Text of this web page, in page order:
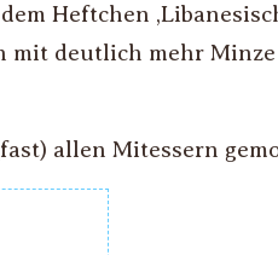
Heftchen
mit deutlich mehr
allen Mitessern